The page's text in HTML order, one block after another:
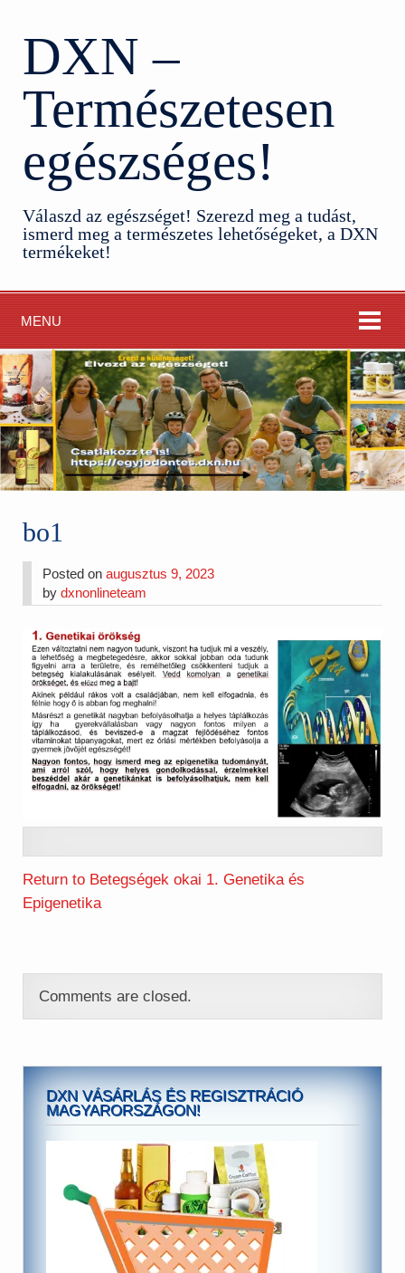
DXN –
Természetesen
egészséges!
Válaszd az egészséget! Szerezd meg a tudást,
ismerd meg a természetes lehetőségeket, a DXN
termékeket!
MENU
bo1
Posted onaugusztus 9, 2023
bydxnonlineteam
Return to Betegségek okai 1. Genetika és
Epigenetika
Comments are closed.
DXN VÁSÁRLÁS ÉS REGISZTRÁCIÓ
MAGYARORSZÁGON!